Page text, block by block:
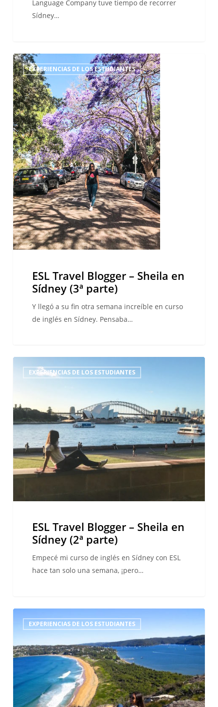
Language Company tuve tiempo de recorrer
Sídney…
ESL
Travel
Blogger
–
Sheila
en
Sídney
(3ª
parte)
EXPERIENCIAS DE LOS ESTUDIANTES
ESL Travel Blogger – Sheila en
Sídney (3ª parte)
Y llegó a su fin otra semana increíble en curso
de inglés en Sídney. Pensaba…
Travel
Sheila
en
Sídney
(2ª
parte)
EXPERIENCIAS DE LOS ESTUDIANTES
ESL Travel Blogger – Sheila en
Sídney (2ª parte)
Empecé mi curso de inglés en Sídney con ESL
hace tan solo una semana, ¡pero…
Travel
–
va
EXPERIENCIAS DE LOS ESTUDIANTES